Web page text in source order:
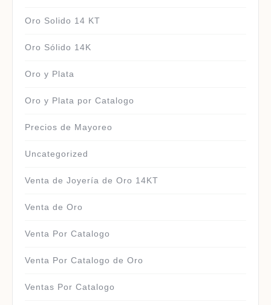
Oro Solido 14 KT
Oro Sólido 14K
Oro y Plata
Oro y Plata por Catalogo
Precios de Mayoreo
Uncategorized
Venta de Joyería de Oro 14KT
Venta de Oro
Venta Por Catalogo
Venta Por Catalogo de Oro
Ventas Por Catalogo